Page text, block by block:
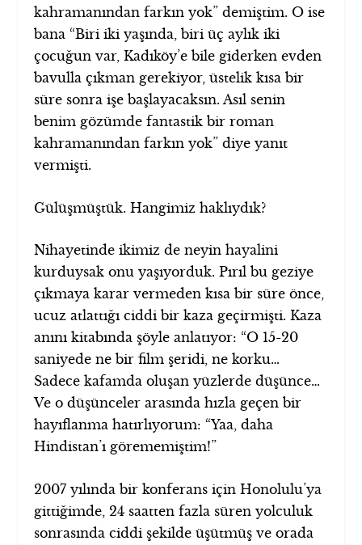
kahramanından farkın yok” demiştim. O ise
bana “Biri iki yaşında, biri üç aylık iki
çocuğun var, Kadıköy’e bile giderken evden
bavulla çıkman gerekiyor, üstelik kısa bir
süre sonra işe başlayacaksın. Asıl senin
benim gözümde fantastik bir roman
kahramanından farkın yok” diye yanıt
vermişti.
Gülüşmüştük. Hangimiz haklıydık?
Nihayetinde ikimiz de neyin hayalini
kurduysak onu yaşıyorduk. Pırıl bu geziye
çıkmaya karar vermeden kısa bir süre önce,
ucuz atlattığı ciddi bir kaza geçirmişti. Kaza
anını kitabında şöyle anlatıyor: “O 15-20
saniyede ne bir film şeridi, ne korku…
Sadece kafamda oluşan yüzlerde düşünce…
Ve o düşünceler arasında hızla geçen bir
hayıflanma hatırlıyorum: “Yaa, daha
Hindistan’ı görememiştim!”
2007 yılında bir konferans için Honolulu’ya
gittiğimde, 24 saatten fazla süren yolculuk
sonrasında ciddi şekilde üşütmüş ve orada